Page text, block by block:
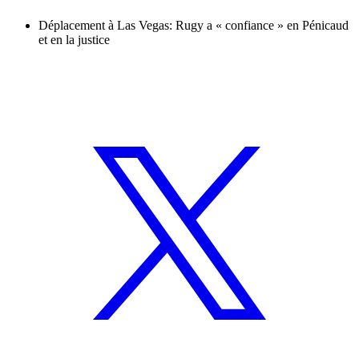
Déplacement à Las Vegas: Rugy a « confiance » en Pénicaud
et en la justice